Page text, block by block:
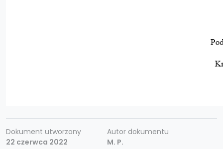
Dokument utworzony
22 czerwca 2022
Autor dokumentu
M. P.